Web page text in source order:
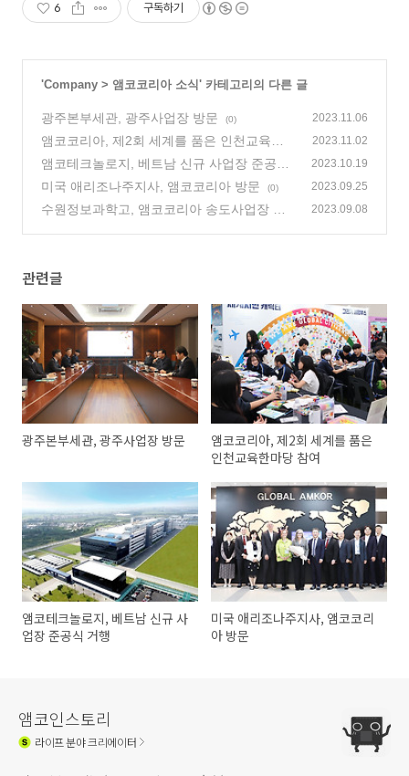
6 구독하기
'Company > 앰코코리아 소식' 카테고리의 다른 글
광주본부세관, 광주사업장 방문 (0) 2023.11.06
앰코코리아, 제2회 세계를 품은 인천교육한
마당 참여
(0)
2023.11.02
앰코테크놀로지, 베트남 신규 사업장 준공식
거행
(0)
2023.10.19
미국 애리조나주지사, 앰코코리아 방문 (0) 2023.09.25
수원정보과학고, 앰코코리아 송도사업장 방
2023.09.08
관련글
광주본부세관, 광주사업장 방문
앰코코리아, 제2회 세계를 품은
인천교육한마당 참여
앰코테크놀로지, 베트남 신규 사
업장 준공식 거행
미국 애리조나주지사, 앰코코리
아 방문
앰코인스토리
라이프분야 크리에이터